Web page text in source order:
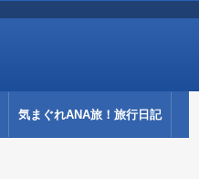
気まぐれANA旅！旅行日記